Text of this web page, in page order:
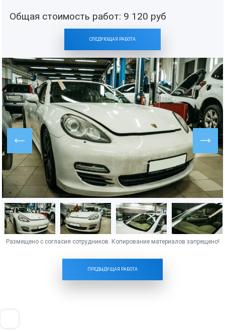
Общая стоимость работ: 9 120 руб
СЛЕДУЮЩАЯ РАБОТА
ПРЕДЫДУЩАЯ РАБОТА